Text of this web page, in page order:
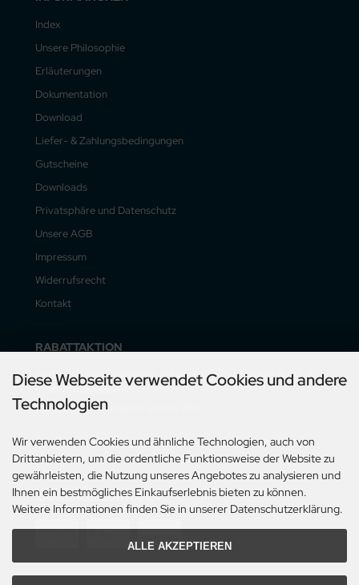
Index
Unsere Philosophie
Erläuterungen
Dokumentation
Download
Liefer- & Zahlungsbedingungen
Gutscheine
Downloads
Privatsphäre und Datenschutz
Unsere AGB
Impressum
Widerrufsrecht
Kontakt
RABATTAKTION
Im August und September erhalten Sie 5% Mengenrabatt ab
€ 60,- Bestellwert!!!
(mit Vorauskasserabatt sind es 8%).
Der Rabatt gilt nur für Lieferungen innerhalb Deutschlands.
ZAHLUNGSMETHODEN
Diese Webseite verwendet Cookies und andere
Technologien
Wir verwenden Cookies und ähnliche Technologien, auch von
Drittanbietern, um die ordentliche Funktionsweise der Website zu
gewährleisten, die Nutzung unseres Angebotes zu analysieren und
Ihnen ein bestmögliches Einkaufserlebnis bieten zu können.
Weitere Informationen finden Sie in unserer Datenschutzerklärung.
ALLE AKZEPTIEREN